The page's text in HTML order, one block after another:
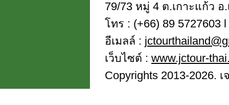
79/73 หมู่ 4 ต.เกาะแก้ว อ
โทร : (+66) 89 5727603
อีเมลล์ :
เว็บไซต์ : www.jctour-
Copyrights 2013-2026.